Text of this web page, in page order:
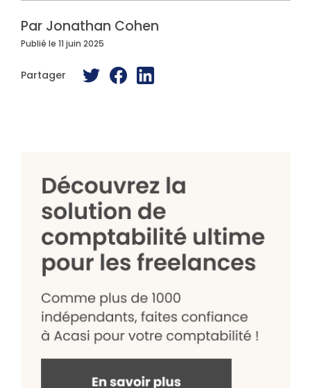
Par Jonathan Cohen
Publié le 11 juin 2025
Partager